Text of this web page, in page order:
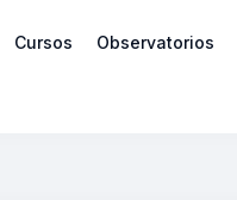
Cursos Observatorios